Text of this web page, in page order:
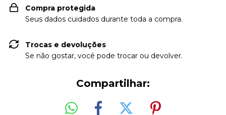
Compra protegida
Seus dados cuidados durante toda a compra.
Trocas e devoluções
Se não gostar, você pode trocar ou devolver.
Compartilhar: